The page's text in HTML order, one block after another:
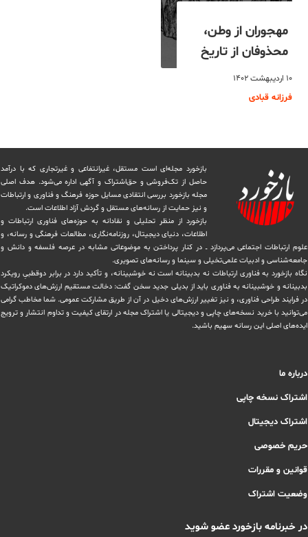
مهجوران از وطن،
محذوفان از تاریخ
۱۰ اردیبهشت ۱۴۰۲
فرزانه قبادی
بازخورد مجله‌ای است مستقل، غیرانتفاعی و غیرتجاری که با درآمد
حاصل از تک‌فروشی و حق‌اشتراک و آگهی اداره می‌شود. ‏هدف اصلی
مجله بازخورد بررسی انتقادی مسایل حوزه فرهنگ و فناوری و ارتباطات
و نیز حمایت از رسانه‌های مستقل و‌ گردش ‏آزاد اطلاعات است.
بازخورد از منظر تحلیلی و نقادانه به حوزه‌های فناوری ارتباطات و
اطلاعات، دنیای دیجیتال، روزنامه‌نگاری، ‏مطالعات فرهنگی و رسانه، و
علوم ارتباطات اجتماعی می‌پردازد ــ در کنار پرداختن به موضوعاتی مشابه در عرصه فلسفه و دانش و
‏جامعه‌شناسی و ادبیات علمی‌تخیلی و سینما و رسانه‌های تصویری.
نگاه بازخورد به فناوری ارتباطات نه بدبینانه است نه خوشبینانه، و تأکید دارد ‏در برابر دوقطبیِ رویکرد
بدبینانه و خوشبینانه به فناوری باید از بدیلی جدید سخن گفت: دخالت مستقیم ارزش‌های دموکراتیک
در ‏فرایند طراحی فناوری، و نیز تغییر ارزش‌های دخيل در آن از طریق مشاركت عمومی. شما مخاطب گرامی
می‌توانید با خرید نسخه‌های چاپی و دیجیتالی یا ‏اشتراک مجله در ارتقای کیفیت و تداوم انتشار و ترویج
ایده‌های اصلی این رسانه سهیم باشید.
درباره ما
اشتراک نسخه چاپی
اشتراک دیجیتال
حریم خصوصی
قوانین و مقررات
وضعیت اشتراک
در خبرنامه بازخورد عضو شوید